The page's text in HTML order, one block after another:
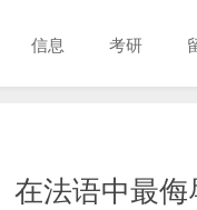
信息 考研
在法语中最